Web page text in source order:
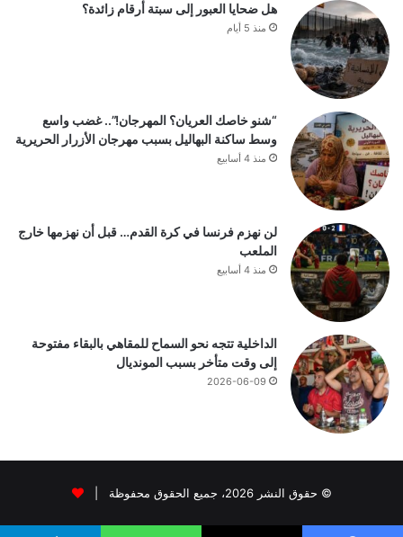
هل ضحايا العبور إلى سبتة أرقام زائدة؟
منذ 5 أيام
“شنو خاصك العريان؟ المهرجان!”.. غضب واسع
وسط ساكنة البهاليل بسبب مهرجان الأزرار الحريرية
منذ 4 أسابيع
لن نهزم فرنسا في كرة القدم… قبل أن نهزمها خارج
الملعب
منذ 4 أسابيع
الداخلية تتجه نحو السماح للمقاهي بالبقاء مفتوحة
إلى وقت متأخر بسبب المونديال
2026-06-09
© حقوق النشر 2026، جميع الحقوق محفوظة |